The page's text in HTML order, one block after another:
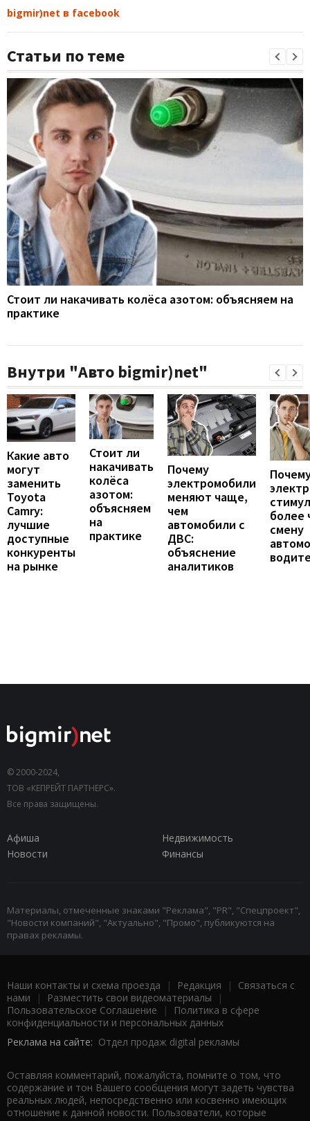
bigmir)net в facebook
Статьи по теме
Стоит ли накачивать колёса азотом: объясняем на
практике
Внутри "Авто bigmir)net"
Какие авто
могут
заменить
Toyota
Camry:
лучшие
доступные
конкуренты
на рынке
Стоит ли
накачивать
колёса
азотом:
объясняем
на
практике
Почему
электромобили
меняют чаще,
чем
автомобили с
ДВС:
объяснение
аналитиков
более
смену
© 2000-2024,
ТОВ «КЕПРЕЙТ ПАРТНЕРС».
Все права защищены.
Афиша
Недвижимость
Новости
Финансы
Материалы, отмеченные знаками "Реклама", "PR", "Спецпроект",
"Новости компаний", "Актуально", "Промо", публикуются на
правах рекламы.
Наши контакты и схема проезда | Редакция | Связаться с
нами | Разместить свои видеоматериалы |
Пользовательское Соглашение |
Политика в сфере
конфиденциальности и персональных данных
Реклама на сайте: Отдел продаж digital рекламы
Оставляя комментарий, пожалуйста, помните о том, что
содержание и тон Вашего сообщения могут задеть чувства
реальных людей, непосредственно или косвенно имеющих
отношение к данной новости. Пользователи, которые